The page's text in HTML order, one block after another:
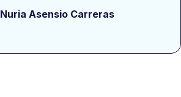
Nuria Asensio Carreras